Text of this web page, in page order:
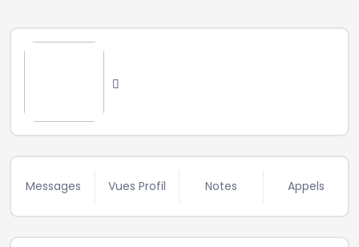
Messages Vues Profil Notes Appels